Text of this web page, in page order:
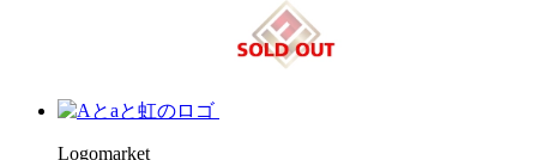
Logomarket